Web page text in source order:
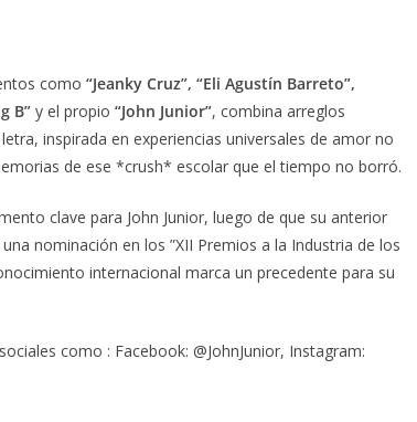
como “Jeanky Cruz”, “Eli Agustín Barreto”,
B” y el propio “John Junior”, combina arreglos
inspirada en experiencias universales de amor no
de ese *crush* escolar que el tiempo no borró.
clave para John Junior, luego de que su anterior
nominación en los ”XII Premios a la Industria de los
internacional marca un precedente para su
como : Facebook: @JohnJunior, Instagram: